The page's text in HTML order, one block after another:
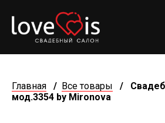
Главная / Все товары /
мод.3354 by Mironova